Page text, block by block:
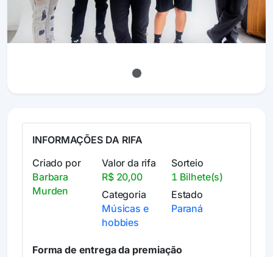
INFORMAÇÕES DA RIFA
Criado por
Barbara
Murden
Valor da rifa
R$ 20,00
Sorteio
1 Bilhete(s)
Categoria
Músicas e
hobbies
Estado
Paraná
Forma de entrega da premiação